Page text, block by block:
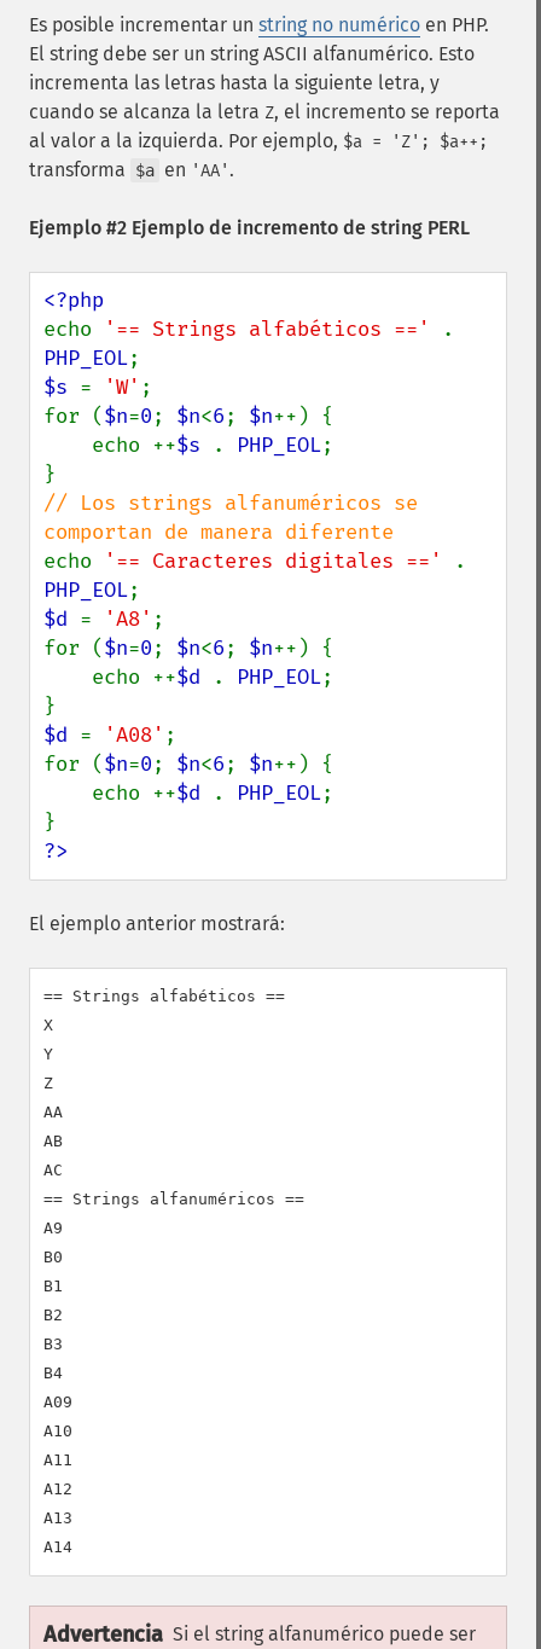
Es posible incrementar un string no numérico en PHP.
El string debe ser un string ASCII alfanumérico. Esto
incrementa las letras hasta la siguiente letra, y
cuando se alcanza la letra Z, el incremento se reporta
al valor a la izquierda. Por ejemplo, $a = 'Z'; $a++;
transforma $a en 'AA' .
Ejemplo #2 Ejemplo de incremento de string PERL
echo
'== Strings alfabéticos =='
PHP_EOL
$s = 'W' ;
for ($n=0; $n<6; $n++) {
    echo ++
$s . PHP_EOL;
// Los strings alfanuméricos se
echo
'== Caracteres digitales =='
PHP_EOL
$d = 'A8' ;
for ($n=0; $n<6; $n++) {
    echo ++
$d . PHP_EOL;
$d = 'A08' ;
for ($n=0; $n<6; $n++) {
    echo ++
$d . PHP_EOL;
?>
El ejemplo anterior mostrará:
== Strings alfabéticos ==
X
Y
Z
AA
AB
AC
== Strings alfanuméricos ==
A9
B0
B1
B2
B3
B4
A09
A10
A11
A12
A13
Advertencia Si el string alfanumérico puede ser